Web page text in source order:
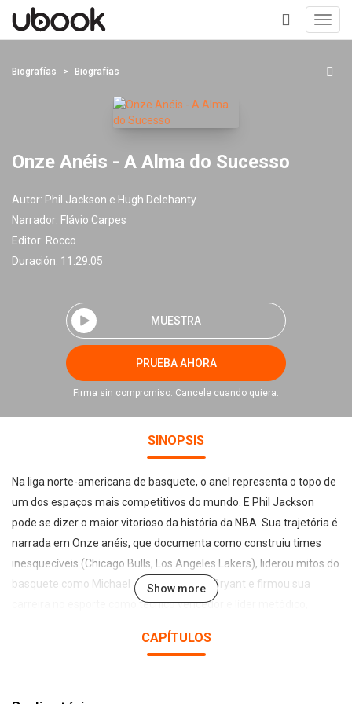
+
Biografías Biografías
Onze Anéis - A Alma do Sucesso
Autor: Phil Jackson e Hugh Delehanty
Narrador: Flávio Carpes
Editor: Rocco
Duración: 11:29:05
MUESTRA
PRUEBA AHORA
Firma sin compromiso. Cancele cuando quiera.
SINOPSIS
Na liga norte-americana de basquete, o anel representa o topo de
um dos espaços mais competitivos do mundo. E Phil Jackson
pode se dizer o maior vitorioso da história da NBA. Sua trajetória é
narrada em Onze anéis, que documenta como construiu times
inesquecíveis (Chicago Bulls, Los Angeles Lakers), liderou mitos do
basquete como Michael Jordan ou Kobe Bryant e firmou sua
carreira no esporte como técnico vencedor e líder metódico,
a colaboração do jornalista Hugh Delehanty, Jackson constrói um
Show more
CAPÍTULOS